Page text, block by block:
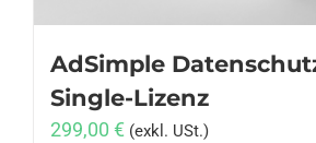
AdSimple
Single-Lizenz
299,00 € (exkl. USt.)